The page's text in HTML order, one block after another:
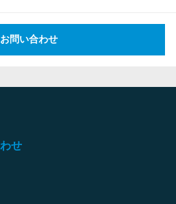
お問い合わせ
せ